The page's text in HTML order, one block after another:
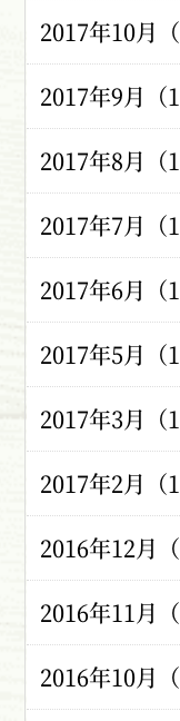
2017年10月（
2017年9月（1
2017年8月（1
2017年7月（1
2017年6月（1
2017年5月（1
2017年3月（1
2017年2月（1
2016年12月（
2016年11月（
2016年10月（